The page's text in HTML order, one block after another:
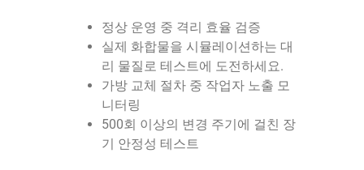
정상 운영 중 격리 효율 검증
실제 화합물을 시뮬레이션하는 대
리 물질로 테스트에 도전하세요.
가방 교체 절차 중 작업자 노출 모
니터링
500회 이상의 변경 주기에 걸친 장
기 안정성 테스트